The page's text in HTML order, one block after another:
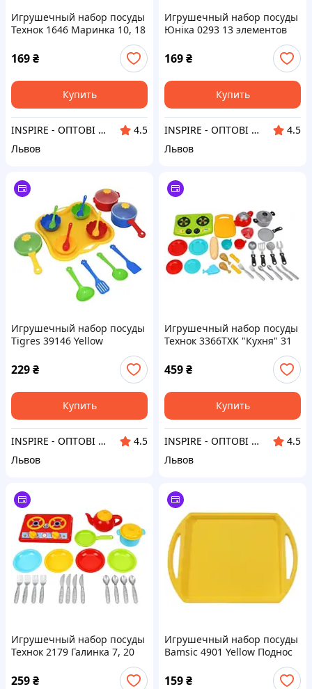
Игрушечный набор посуды
Технок 1646 Маринка 10, 18
169₴
Купить
INSPIRE - ОПТОВІ ПРОДАЖІ ТА БЕЗГОТІВКА ДЛЯ БІЗНЕСУ
4.5
Львов
Игрушечный набор посуды
Юніка 0293 13 элементов
169₴
Купить
INSPIRE - ОПТОВІ ПРОДАЖІ ТА БЕЗГОТІВКА ДЛЯ БІЗНЕСУ
4.5
Львов
Игрушечный набор посуды
Tigres 39146 Yellow
229₴
Купить
INSPIRE - ОПТОВІ ПРОДАЖІ ТА БЕЗГОТІВКА ДЛЯ БІЗНЕСУ
4.5
Львов
Игрушечный набор посуды
Технок 3366TXK "Кухня" 31
459₴
Купить
INSPIRE - ОПТОВІ ПРОДАЖІ ТА БЕЗГОТІВКА ДЛЯ БІЗНЕСУ
4.5
Львов
Игрушечный набор посуды
Технок 2179 Галинка 7, 20
259₴
Игрушечный набор посуды
Bamsic 4901 Yellow Поднос
159₴